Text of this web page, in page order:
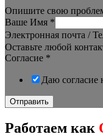
Опишите свою
Ваше Имя *
Электронная почта /
Оставьте любой
Согласие *
Даю согласие
Отправить
Работаем как